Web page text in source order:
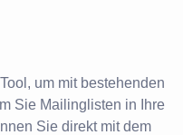
um mit bestehenden
Sie Mailinglisten in Ihre
Sie direkt mit dem